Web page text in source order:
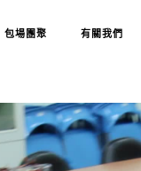
包場團聚 有關我們